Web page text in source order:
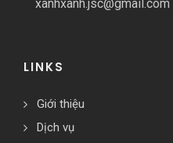
xanhxanh.jsc@gmail.com
LINKS
Giới thiệu
Dịch vụ